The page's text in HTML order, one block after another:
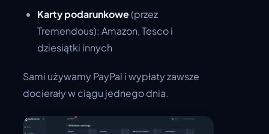
Karty podarunkowe(przez
Tremendous): Amazon, Tesco i
dziesiątki innych
Sami używamy PayPal i wypłaty zawsze
docierały w ciągu jednego dnia.